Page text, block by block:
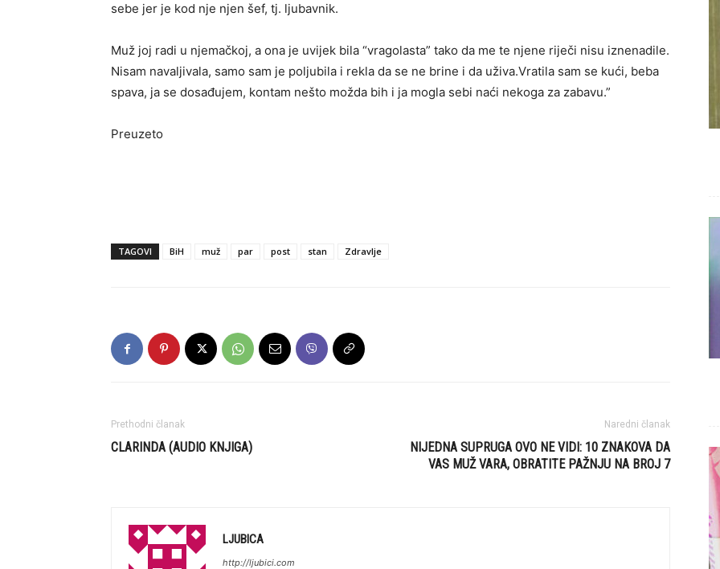
sebe jer je kod nje njen šef, tj. ljubavnik.
Muž joj radi u njemačkoj, a ona je uvijek bila “vragolasta” tako da me te njene riječi nisu iznenadile.
Nisam navaljivala, samo sam je poljubila i rekla da se ne brine i da uživa.Vratila sam se kući, beba
spava, ja se dosađujem, kontam nešto možda bih i ja mogla sebi naći nekoga za zabavu.”
Preuzeto
TAGOVI BiH muž par post stan Zdravlje
Prethodni članak
CLARINDA (AUDIO KNJIGA)
Naredni članak
NIJEDNA SUPRUGA OVO NE VIDI: 10 ZNAKOVA DA
VAS MUŽ VARA, OBRATITE PAŽNJU NA BROJ 7
LJUBICA
http://ljubici.com